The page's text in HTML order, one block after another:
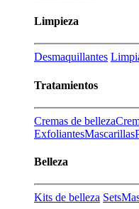
Limpieza
Desmaquillantes
Tratamientos
Cremas de belleza
ExfoliantesMascarillas
Belleza
Kits de belleza Sets